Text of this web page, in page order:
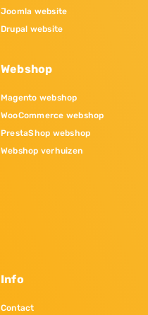
Joomla website
Drupal website
Webshop
Magento webshop
WooCommerce webshop
PrestaShop webshop
Webshop verhuizen
Info
Contact